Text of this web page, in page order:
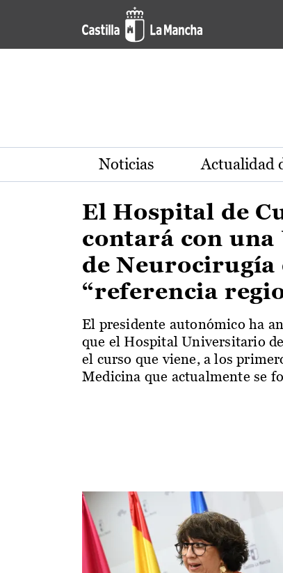
Pasar al contenido principal
Actualidad de la región
Noticias Actualidad
El Hospital de
contará con una
de Neurocirugía
“referencia
El presidente autonómico ha
que el Hospital Universitario de
el curso que viene, a los
Medicina que actualmente se